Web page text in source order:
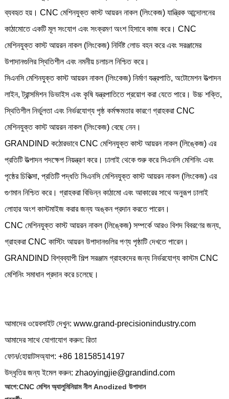
ব্যবহৃত হয়। CNC মেশিনযুক্ত কাস্ট আয়রন নাকল (লিংকেজ) যান্ত্রিক আন্দোলনের
কাঠামোতে একটি মূল সংযোগ এবং সংক্রমণ অংশ হিসাবে কাজ করে। CNC
মেশিনযুক্ত কাস্ট আয়রন নাকল (লিংকেজ) নির্দিষ্ট লোড বহন করে এবং সরঞ্জামের
উপাদানগুলির স্থিতিশীল এবং নমনীয় চলাচল নিশ্চিত করে।
সিএনসি মেশিনযুক্ত কাস্ট আয়রন নাকল (লিংকেজ) নির্মাণ যন্ত্রপাতি, অটোমেশন উত্পাদন
লাইন, ট্রান্সমিশন ডিভাইস এবং কৃষি যন্ত্রপাতিতে প্রয়োগ করা যেতে পারে। উচ্চ শক্তি,
স্থিতিশীল নির্ভুলতা এবং নির্ভরযোগ্য পৃষ্ঠ কর্মক্ষমতার কারণে গ্রাহকরা CNC
মেশিনযুক্ত কাস্ট আয়রন নাকল (লিংকেজ) বেছে নেন।
GRANDIND কঠোরভাবে CNC মেশিনযুক্ত কাস্ট আয়রন নাকল (লিঙ্কেজ) এর
প্রতিটি উত্পাদন পদক্ষেপ নিয়ন্ত্রণ করে। ঢালাই থেকে শুরু করে সিএনসি মেশিনিং এবং
পৃষ্ঠের চিকিত্সা, প্রতিটি পদ্ধতি সিএনসি মেশিনযুক্ত কাস্ট আয়রন নাকল (লিংকেজ) এর
গুণমান নিশ্চিত করে। গ্রাহকরা বিভিন্ন কাঠামো এবং আকারের সাথে অনুরূপ ঢালাই
লোহার অংশ কাস্টমাইজ করার জন্য অঙ্কন প্রদান করতে পারেন।
CNC মেশিনযুক্ত কাস্ট আয়রন নাকল (লিঙ্কেজ) সম্পর্কে আরও বিশদ বিবরণের জন্য,
গ্রাহকরা CNC কাস্টিং আয়রন উপাদানগুলির পণ্য পৃষ্ঠাটি দেখতে পারেন।
GRANDIND বিশ্বব্যাপী শিল্প সরঞ্জাম গ্রাহকদের জন্য নির্ভরযোগ্য কাস্টম CNC
মেশিনিং সমাধান প্রদান করে চলেছে।
আমাদের ওয়েবসাইট দেখুন: www.grand-precisionindustry.com
আমাদের সাথে যোগাযোগ করুন: রিতা
ফোন/হোয়াটসঅ্যাপ: +86 18158514197
উদ্ধৃতির জন্য ইমেল করুন: zhaoyingjie@grandind.com
আগে:CNC মেশিন অ্যালুমিনিয়াম নীল Anodized উপাদান